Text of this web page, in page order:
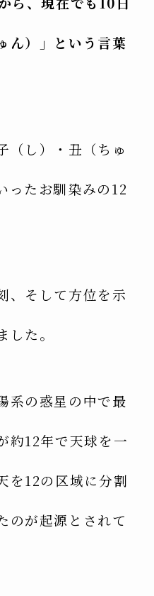
ん）」という言葉
（し）・丑（ちゅ
ったお馴染みの12
、そして方位を示
た。
系の惑星の中で最
約12年で天球を一
を12の区域に分割
のが起源とされて